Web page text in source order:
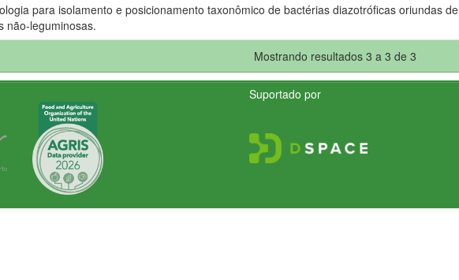
para isolamento e posicionamento taxonômico de bactérias diazotróficas oriundas de
não-leguminosas.
Mostrando resultados 3 a 3 de 3
Suportado por